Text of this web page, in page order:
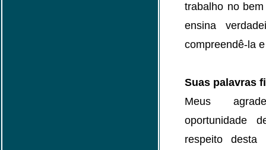
trabalho no
ensina
compreendê-la
Suas palavras
Meus
oportunidade
respeito